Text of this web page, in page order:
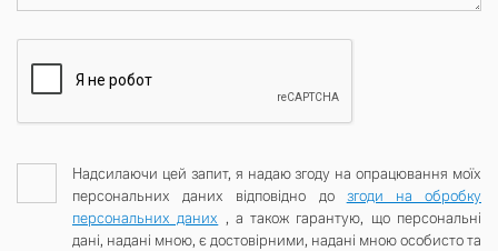
Надсилаючи цей запит, я надаю згоду на опрацювання моїх
персональних даних відповідно до згоди на обробку
персональних даних , а також гарантую, що персональні
дані, надані мною, є достовірними, надані мною особисто та